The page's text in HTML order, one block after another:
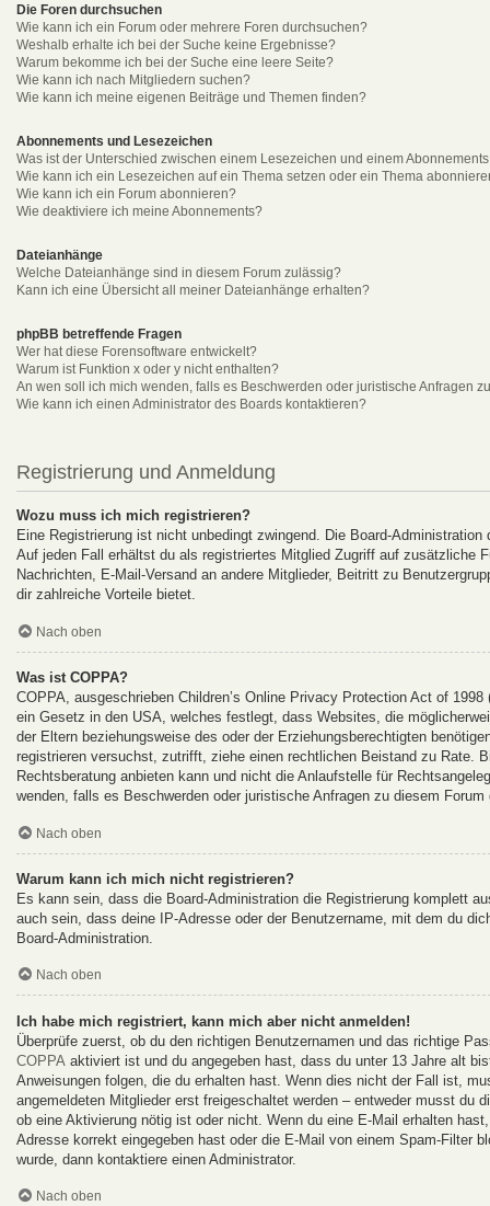
Die Foren durchsuchen
Wie kann ich ein Forum oder mehrere Foren durchsuchen?
Weshalb erhalte ich bei der Suche keine Ergebnisse?
Warum bekomme ich bei der Suche eine leere Seite?
Wie kann ich nach Mitgliedern suchen?
Wie kann ich meine eigenen Beiträge und Themen finden?
Abonnements und Lesezeichen
Was ist der Unterschied zwischen einem Lesezeichen und einem
Wie kann ich ein Lesezeichen auf ein Thema setzen oder ein Thema
Wie kann ich ein Forum abonnieren?
Wie deaktiviere ich meine Abonnements?
Dateianhänge
Welche Dateianhänge sind in diesem Forum zulässig?
Kann ich eine Übersicht all meiner Dateianhänge erhalten?
phpBB betreffende Fragen
Wer hat diese Forensoftware entwickelt?
Warum ist Funktion x oder y nicht enthalten?
An wen soll ich mich wenden, falls es Beschwerden oder juristische Anfragen
Wie kann ich einen Administrator des Boards kontaktieren?
Registrierung und Anmeldung
Wozu muss ich mich registrieren?
Eine Registrierung ist nicht unbedingt zwingend. Die Board-
Auf jeden Fall erhältst du als registriertes Mitglied Zugriff auf zusätzliche
Nachrichten, E-Mail-Versand an andere Mitglieder, Beitritt zu
dir zahlreiche Vorteile bietet.
Nach oben
Was ist COPPA?
COPPA, ausgeschrieben Children’s Online Privacy Protection Act of
ein Gesetz in den USA, welches festlegt, dass Websites, die
der Eltern beziehungsweise des oder der Erziehungsberechtigten
registrieren versuchst, zutrifft, ziehe einen rechtlichen Beistand zu Rate.
Rechtsberatung anbieten kann und nicht die Anlaufstelle für
wenden, falls es Beschwerden oder juristische Anfragen zu diesem Forum
Nach oben
Warum kann ich mich nicht registrieren?
Es kann sein, dass die Board-Administration die Registrierung komplett
auch sein, dass deine IP-Adresse oder der Benutzername, mit dem du
Board-Administration.
Nach oben
Ich habe mich registriert, kann mich aber nicht anmelden!
Überprüfe zuerst, ob du den richtigen Benutzernamen und das richtige
COPPA aktiviert ist und du angegeben hast, dass du unter 13 Jahre alt
Anweisungen folgen, die du erhalten hast. Wenn dies nicht der Fall ist,
angemeldeten Mitglieder erst freigeschaltet werden – entweder musst du
ob eine Aktivierung nötig ist oder nicht. Wenn du eine E-Mail erhalten
Adresse korrekt eingegeben hast oder die E-Mail von einem Spam-Filter
wurde, dann kontaktiere einen Administrator.
Nach oben